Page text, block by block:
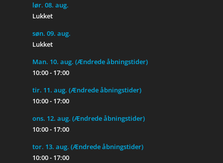
lør. 08. aug.
Lukket
søn. 09. aug.
Lukket
Man. 10. aug. (Ændrede åbningstider)
10:00 - 17:00
tir. 11. aug. (Ændrede åbningstider)
10:00 - 17:00
ons. 12. aug. (Ændrede åbningstider)
10:00 - 17:00
tor. 13. aug. (Ændrede åbningstider)
10:00 - 17:00